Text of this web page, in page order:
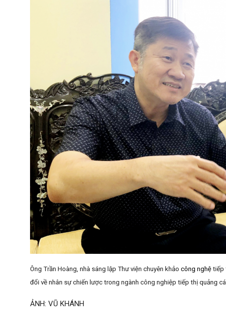
Ông Trần Hoàng, nhà sáng lập Thư viện chuyên khảo công nghệ tiếp
đổi về nhân sự chiến lược trong ngành công nghiệp tiếp thị quảng
ẢNH: VŨ KHÁNH